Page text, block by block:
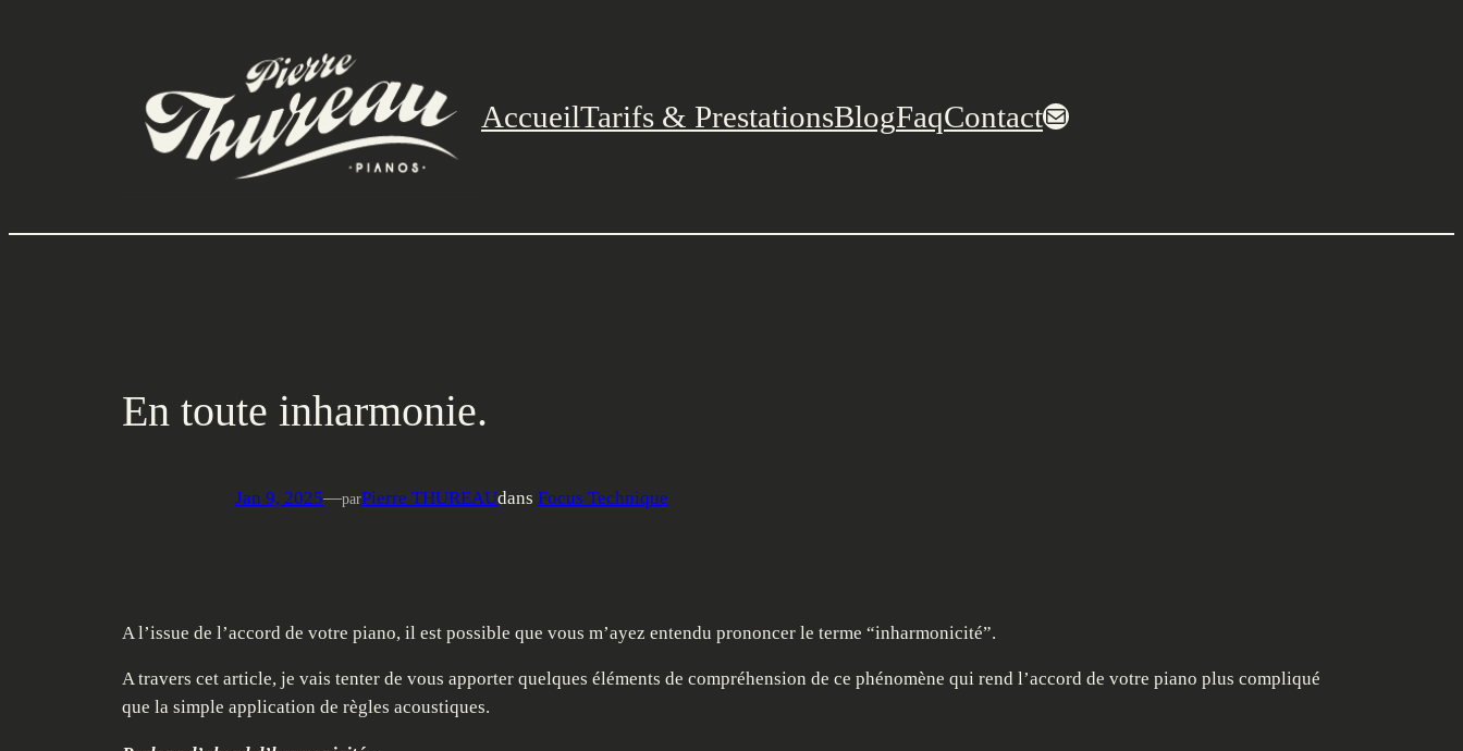
AccueilTarifs & PrestationsBlogFaqContactE-mail
En toute inharmonie.
Jan 9, 2025—parPierre THUREAUdans Focus Technique
A l’issue de l’accord de votre piano, il est possible que vous m’ayez entendu prononcer le terme “inharmonicité”.
A travers cet article, je vais tenter de vous apporter quelques éléments de compréhension de ce phénomène qui rend l’accord de votre piano plus compliqué
que la simple application de règles acoustiques.